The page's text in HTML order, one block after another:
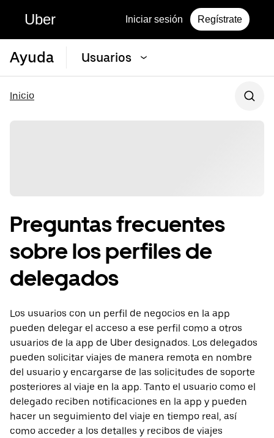
Uber Iniciar sesión Regístrate
Ayuda Usuarios
Inicio
Preguntas frecuentes
sobre los perfiles de
delegados
Los usuarios con un perfil de negocios en la app
pueden delegar el acceso a ese perfil como a otros
usuarios de la app de Uber designados. Los delegados
pueden solicitar viajes de manera remota en nombre
del usuario y encargarse de las solicitudes de soporte
posteriores al viaje en la app. Tanto el usuario como el
delegado reciben notificaciones en la app y pueden
hacer un seguimiento del viaje en tiempo real, así
como acceder a los detalles y recibos de viajes